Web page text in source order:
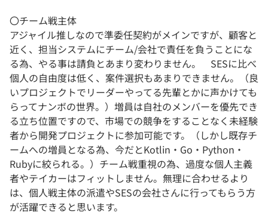
〇チーム戦主体
アジャイル推しなので準委任契約がメインですが、顧客と
近く、担当システムにチーム/会社で責任を負うことにな
る為、やる事は請負とあまり変わりません。 SESに比べ
個人の自由度は低く、案件選択もあまりできません。（良
いプロジェクトでリーダーやってる先輩とかに声かけても
らってナンボの世界。）増員は自社のメンバーを優先でき
る立ち位置ですので、市場での競争をすることなく未経験
者から開発プロジェクトに参加可能です。（しかし既存チ
ームへの増員となる為、今だとKotlin・Go・Python・
Rubyに絞られる。）チーム戦重視の為、過度な個人主義
者やテイカーはフィットしません。無理に合わせるより
は、個人戦主体の派遣やSESの会社さんに行ってもらう方
が活躍できると思います。